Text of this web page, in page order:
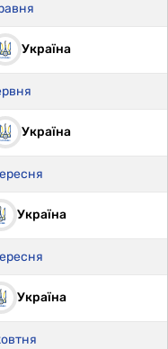
Україна
Україна
Україна
Україна